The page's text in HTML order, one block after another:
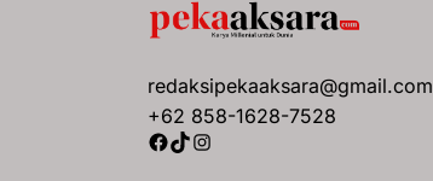
redaksipekaaksara@gmail.com
+62 858-1628-7528
Facebook
TikTok
Instagram